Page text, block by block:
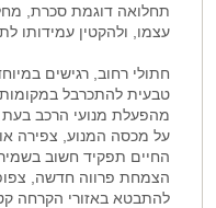
תחלואה דוגמת סכרת,
עצמו, ולהקטין עמידותו
חתולי רחוב, רגישים
טבעית להתכרבל
מהפעלת מנועי הרכב בעת
על מכסה המנוע, צפירה
החיים תפקיד חשוב
הצמחת פרווה חדשה,
להתבטא באזורי הקרחה